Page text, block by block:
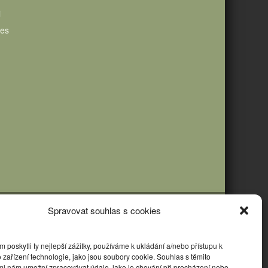
Spravovat souhlas s cookies
poskytli ty nejlepší zážitky, používáme k ukládání a/nebo přístupu k
zařízení technologie, jako jsou soubory cookie. Souhlas s těmito